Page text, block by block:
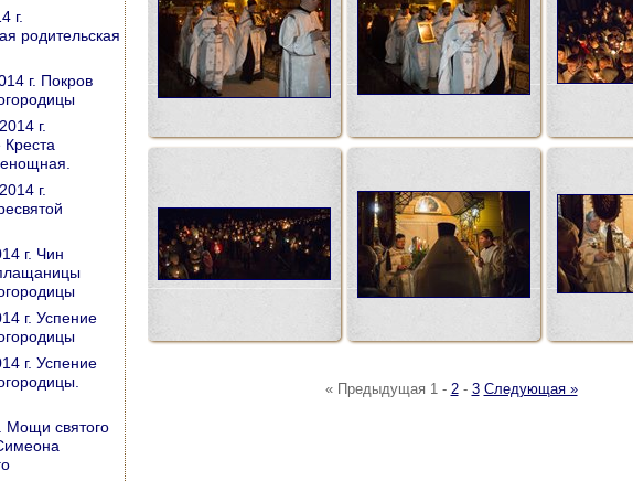
« Предыдущая 1- 2- 3 Следующая »
г.
родительская
г. Покров
г.
г.
г. Чин
г. Успение
г. Успение
Мощи святого